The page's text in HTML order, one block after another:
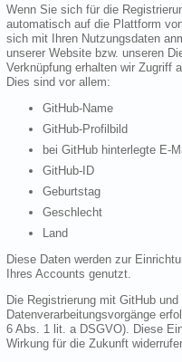
Wenn Sie sich für die
automatisch auf die Plattform
sich mit Ihren Nutzungsdaten
unserer Website bzw. unseren
Verknüpfung erhalten wir Zugriff
Dies sind vor allem:
GitHub-Name
GitHub-Profilbild
bei GitHub hinterlegte E-
GitHub-ID
Geburtstag
Geschlecht
Land
Diese Daten werden zur
Ihres Accounts genutzt.
Die Registrierung mit GitHub
Datenverarbeitungsvorgänge
6 Abs. 1 lit. a DSGVO). Diese
Wirkung für die Zukunft